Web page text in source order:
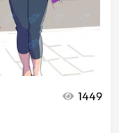
1449